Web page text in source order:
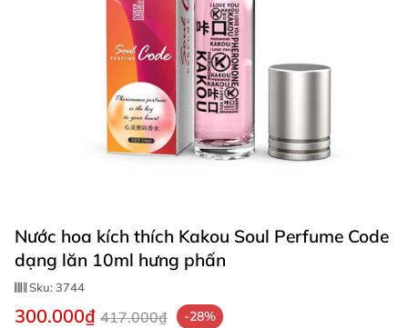
Nước hoa kích thích Kakou Soul Perfume Code
dạng lăn 10ml hưng phấn
Sku:3744
300.000₫ 417.000₫ -28%